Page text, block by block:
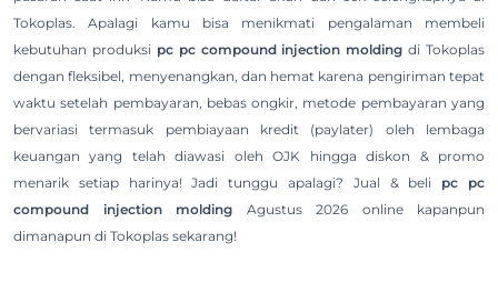
Tokoplas. Apalagi kamu bisa menikmati pengalaman membeli
kebutuhan produksi pc pc compound injection molding di Tokoplas
dengan fleksibel, menyenangkan, dan hemat karena pengiriman tepat
waktu setelah pembayaran, bebas ongkir, metode pembayaran yang
bervariasi termasuk pembiayaan kredit (paylater) oleh lembaga
keuangan yang telah diawasi oleh OJK hingga diskon & promo
menarik setiap harinya! Jadi tunggu apalagi? Jual & beli pc pc
compound injection molding Agustus 2026 online kapanpun
dimanapun di Tokoplas sekarang!